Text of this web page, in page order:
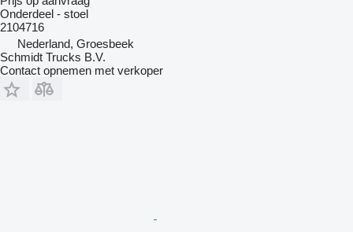
Onderdeel - stoel
2104716
Nederland, Groesbeek
Schmidt Trucks B.V.
Contact opnemen met verkoper